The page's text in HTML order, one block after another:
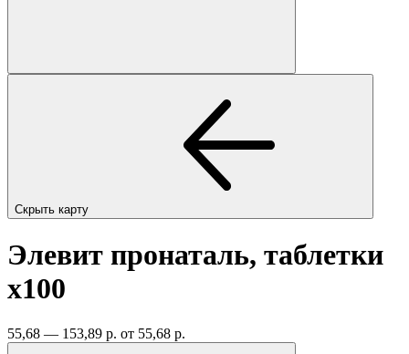
Скрыть карту
Элевит пронаталь, таблетки
x100
55,68 — 153,89 р. от 55,68 р.